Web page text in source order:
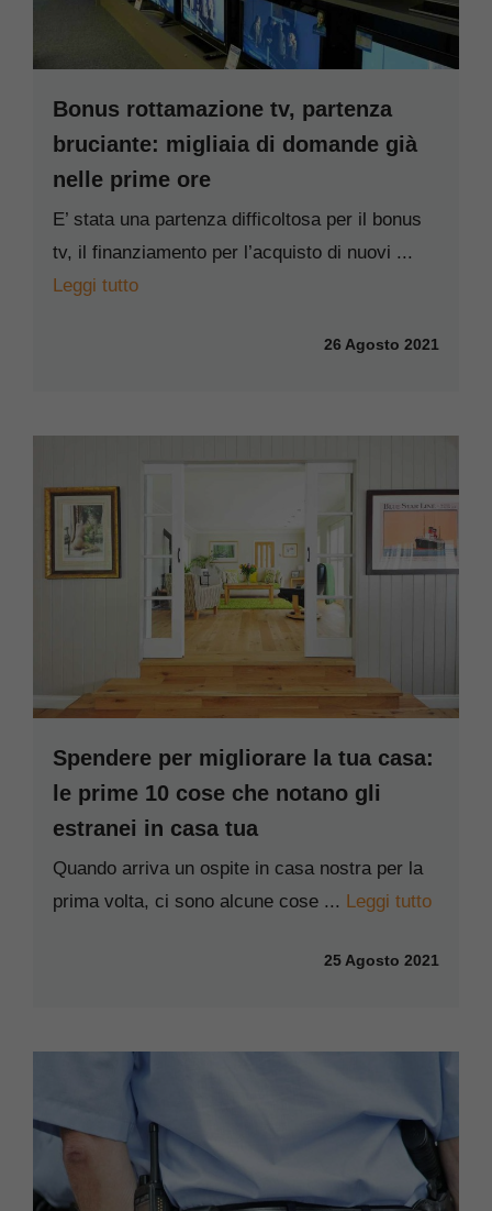
Bonus rottamazione tv, partenza
bruciante: migliaia di domande già
nelle prime ore
E’ stata una partenza difficoltosa per il bonus
tv, il finanziamento per l’acquisto di nuovi ...
Leggi tutto
26 Agosto 2021
Spendere per migliorare la tua casa:
le prime 10 cose che notano gli
estranei in casa tua
Quando arriva un ospite in casa nostra per la
prima volta, ci sono alcune cose ... Leggi tutto
25 Agosto 2021